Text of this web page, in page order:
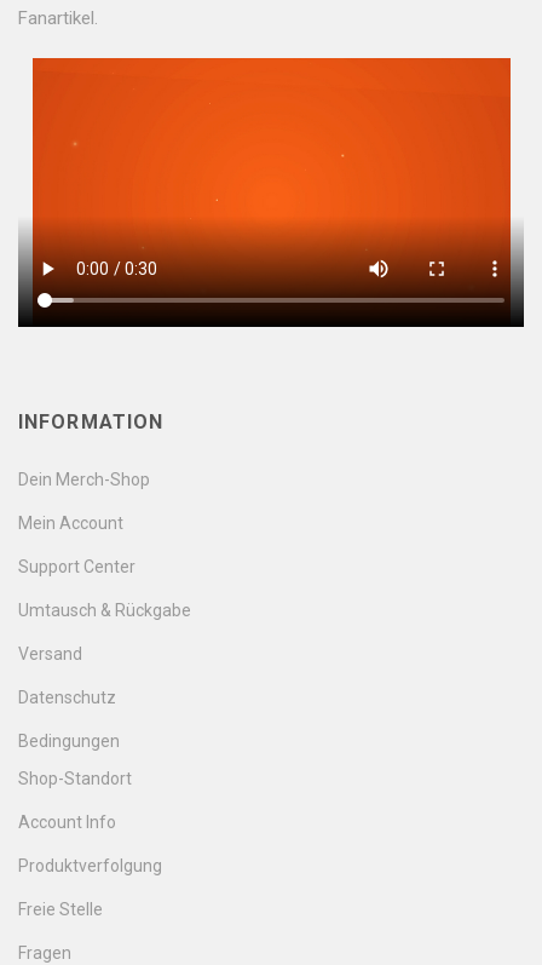
Fanartikel.
INFORMATION
Dein Merch-Shop
Mein Account
Support Center
Umtausch & Rückgabe
Versand
Datenschutz
Bedingungen
Shop-Standort
Account Info
Produktverfolgung
Freie Stelle
Fragen